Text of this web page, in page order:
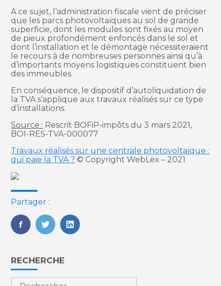
A ce sujet, l’administration fiscale vient de préciser
que les parcs photovoltaïques au sol de grande
superficie, dont les modules sont fixés au moyen
de pieux profondément enfoncés dans le sol et
dont l’installation et le démontage nécessiteraient
le recours à de nombreuses personnes ainsi qu’à
d’importants moyens logistiques constituent bien
des immeubles.
En conséquence, le dispositif d’autoliquidation de
la TVA s’applique aux travaux réalisés sur ce type
d’installations.
Source : Rescrit BOFiP-impôts du 3 mars 2021,
BOI-RES-TVA-000077
Travaux réalisés sur une centrale photovoltaïque :
qui paie la TVA ? © Copyright WebLex – 2021
Partager :
FaceBook
TwitterLinkedIn
Blog
sidebar
RECHERCHE
Rechercher :